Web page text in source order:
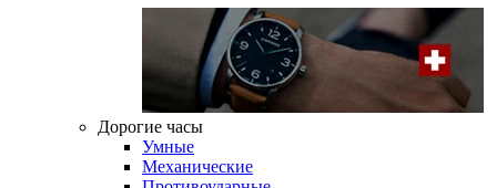
Дорогие часы
Умные
Механические